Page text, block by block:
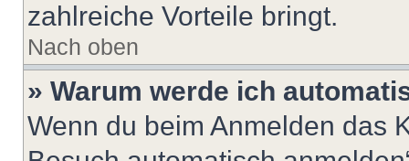
zahlreiche Vorteile bringt.
Nach oben
» Warum werde ich
Wenn du beim Anmelden das